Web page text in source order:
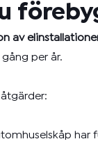
av
per år.